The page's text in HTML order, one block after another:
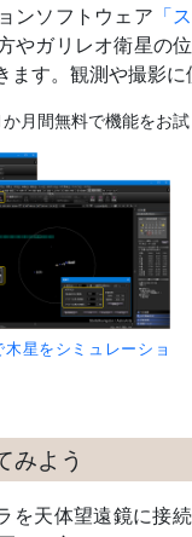
ンソフトウェア 「
やガリレオ衛星の
ます。観測や撮影に
か月間無料で機能をお試
星をシミュレーショ
みよう
を天体望遠鏡に接